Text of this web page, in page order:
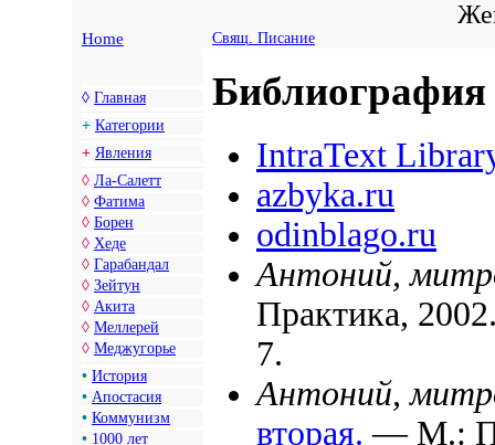
Home Свящ. Писание
◊ Главная
+ Категории
+ Явления
◊ Ла-Салетт
◊ Фатима
◊ Борен
◊ Хеде
◊ Гарабандал
◊ Зейтун
◊ Акита
◊ Меллерей
◊ Меджугорье
• История
• Апостасия
• Коммунизм
• 1000 лет
Библиография
IntraText
azbyka.ru
odinblago.ru
Антоний,
Практика,
7.
Антоний,
вторая. — М.: